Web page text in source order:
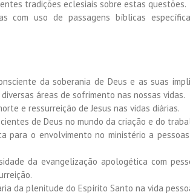
tradições eclesiais sobre estas questões.
com uso de passagens bíblicas
da soberania de Deus e as suas
áreas de sofrimento nas nossas vidas.
e ressurreição de Jesus nas vidas diárias.
de Deus no mundo da criação e do
para o envolvimento no ministério a
da evangelização apologética com
da plenitude do Espírito Santo na vida